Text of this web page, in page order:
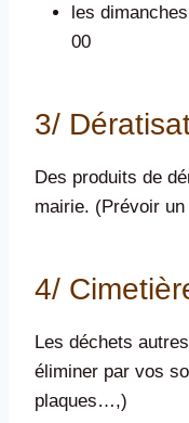
les
00
3/
Des produits de
mairie. (Prévoir
4/
Les déchets
éliminer par vos
plaques…,)